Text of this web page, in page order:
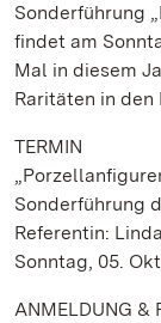
Sonderführung
findet am
Mal in diesem
Raritäten in
TERMIN
Sonderführung
Referentin:
Sonntag, 05.
ANMELDUNG &